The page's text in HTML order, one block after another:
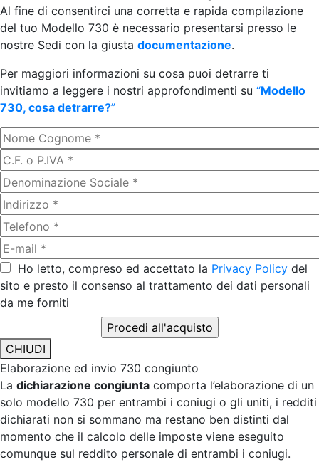
Al fine di consentirci una corretta e rapida compilazione
del tuo Modello 730 è necessario presentarsi presso le
nostre Sedi con la giusta documentazione.
Per maggiori informazioni su cosa puoi detrarre ti
invitiamo a leggere i nostri approfondimenti su “Modello
730, cosa detrarre?”
Ho letto, compreso ed accettato la Privacy Policy del
sito e presto il consenso al trattamento dei dati personali
da me forniti
CHIUDI
Elaborazione ed invio 730 congiunto
La dichiarazione congiunta comporta l’elaborazione di un
solo modello 730 per entrambi i coniugi o gli uniti, i redditi
dichiarati non si sommano ma restano ben distinti dal
momento che il calcolo delle imposte viene eseguito
comunque sul reddito personale di entrambi i coniugi.